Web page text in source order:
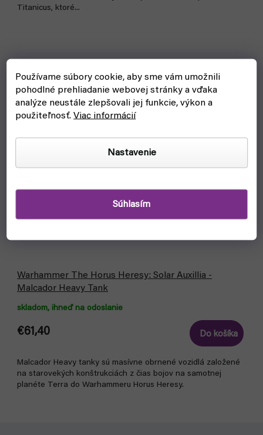
Používame súbory cookie, aby sme vám umožnili
pohodlné prehliadanie webovej stránky a vďaka
analýze neustále zlepšovali jej funkcie, výkon a
použiteľnosť.Viac informácií
Nastavenie
Súhlasím
Titanicus, ktoré...
Warhammer The Horus Heresy: Solar Auxillia -
Malcador Heavy Tank
skladom, ihneď na odoslanie
€61,40 Do košíka
Malcador Heavy tanky sú masívne obrnené vozidlá založené
na starovekých konštrukciách z čias bojov na samotnej
planéte Terra do Warhammeru Horus Heresy.